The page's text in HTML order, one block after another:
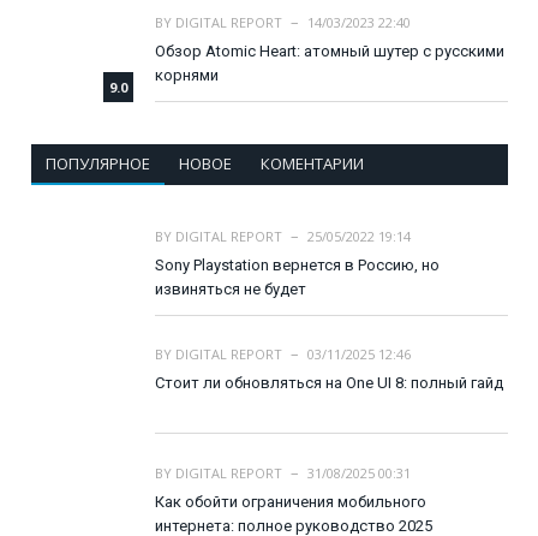
9.0
BY DIGITAL REPORT
14/03/2023 22:40
Обзор Atomic Heart: атомный шутер с русскими
корнями
ПОПУЛЯРНОЕ НОВОЕ КОМЕНТАРИИ
BY DIGITAL REPORT
25/05/2022 19:14
Sony Playstation вернется в Россию, но
извиняться не будет
BY DIGITAL REPORT
03/11/2025 12:46
Стоит ли обновляться на One UI 8: полный гайд
BY DIGITAL REPORT
31/08/2025 00:31
Как обойти ограничения мобильного
интернета: полное руководство 2025